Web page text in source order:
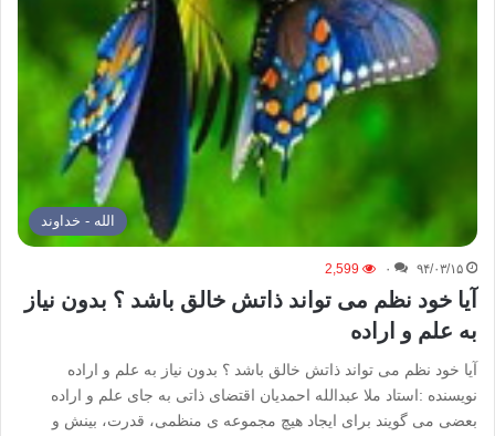
الله - خداوند
۹۴/۰۳/۱۵ ۰ 2,599
آیا خود نظم می تواند ذاتش خالق باشد ؟ بدون نیاز
به علم و اراده
آیا خود نظم می تواند ذاتش خالق باشد ؟ بدون نیاز به علم و اراده
نویسنده :استاد ملا عبدالله احمدیان اقتضای ذاتی به جای علم و اراده
بعضی می گویند برای ایجاد هیچ مجموعه ی منظمی، قدرت، بینش و